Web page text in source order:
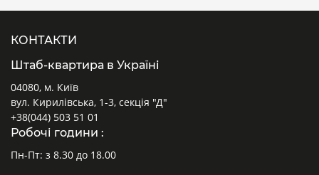
КОНТАКТИ
Штаб-квартира в Україні
04080, м. Київ
вул. Кирилівська, 1-3, секція "Д"
+38(044) 503 51 01
Робочі години :
Пн-Пт: з 8.30 до 18.00